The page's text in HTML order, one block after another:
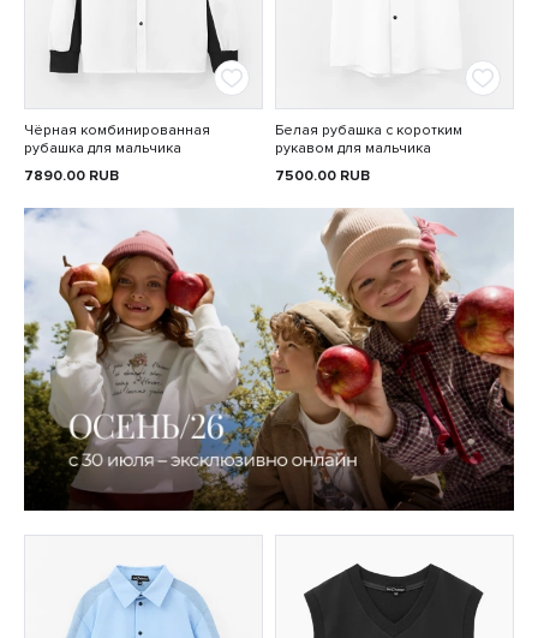
Чёрная комбинированная
рубашка для мальчика
7890.00 RUB
Белая рубашка с коротким
рукавом для мальчика
7500.00 RUB